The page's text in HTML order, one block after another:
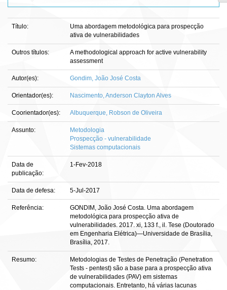
Título:
Uma abordagem metodológica para prospecção
ativa de vulnerabilidades
Outros títulos:
A methodological approach for active vulnerability
assessment
Autor(es): Gondim, João José Costa
Orientador(es): Nascimento, Anderson Clayton Alves
Coorientador(es): Albuquerque, Robson de Oliveira
Assunto:
Metodologia
Prospecção - vulnerabilidade
Sistemas computacionais
Data de
publicação:
1-Fev-2018
Data de defesa: 5-Jul-2017
Referência:
GONDIM, João José Costa. Uma abordagem
metodológica para prospecção ativa de
vulnerabilidades. 2017. xi, 133 f., il. Tese (Doutorado
em Engenharia Elétrica)—Universidade de Brasília,
Brasília, 2017.
Resumo:
Metodologias de Testes de Penetração (Penetration
Tests - pentest) são a base para a prospecção ativa
de vulnerabilidades (PAV) em sistemas
computacionais. Entretanto, há várias lacunas